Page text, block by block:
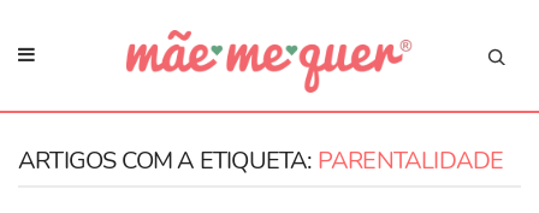
ARTIGOS COM A ETIQUETA: PARENTALIDADE